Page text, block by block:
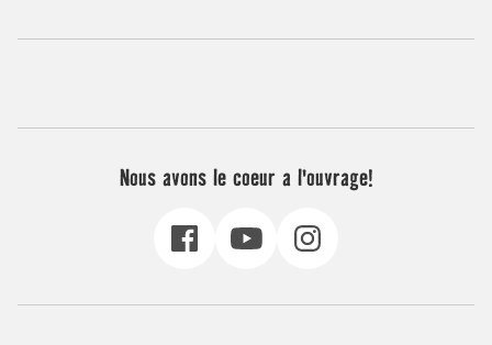
Nous avons le coeur a l'ouvrage!